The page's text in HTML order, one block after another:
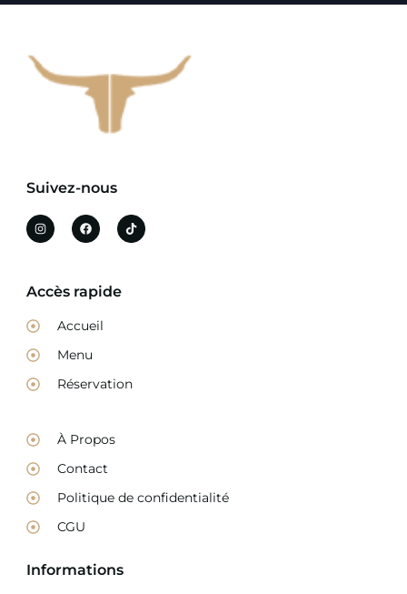
Suivez-nous
Accès rapide
Accueil
Menu
Réservation
À Propos
Contact
Politique de confidentialité
CGU
Informations